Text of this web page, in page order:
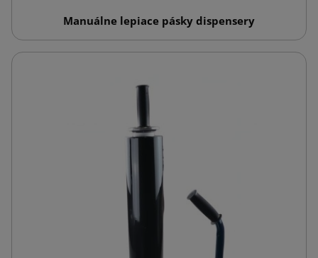
Manuálne lepiace pásky dispensery